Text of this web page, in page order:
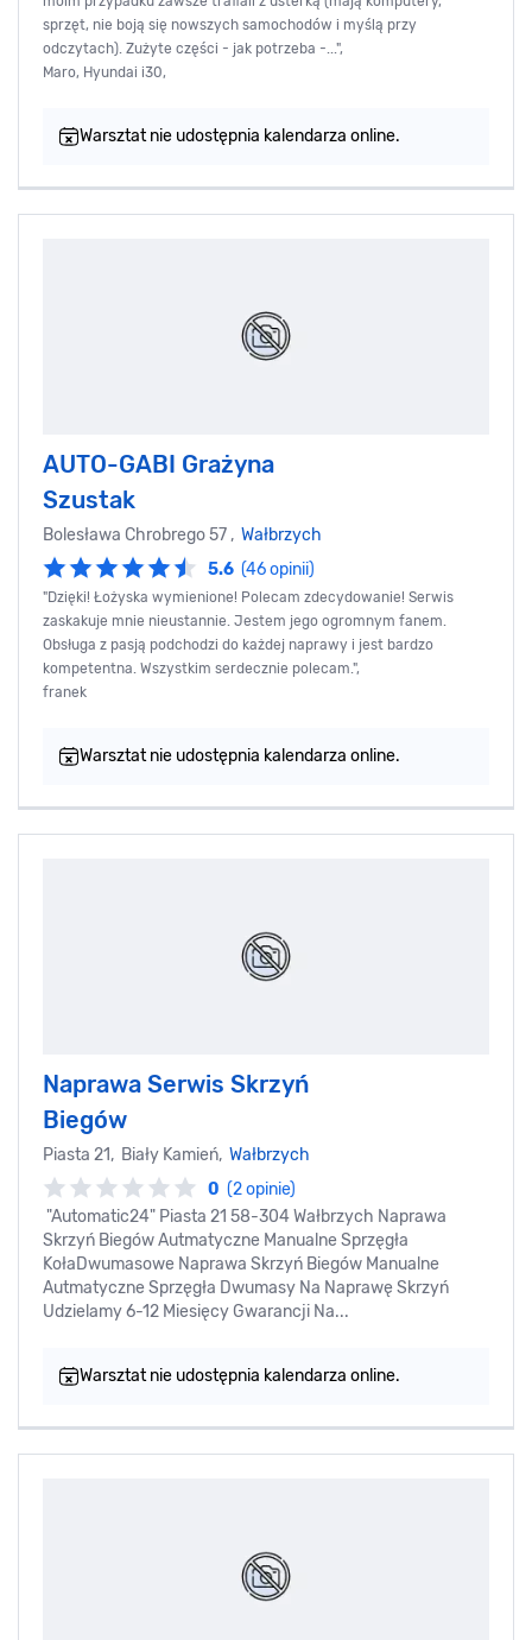
sprzęt, nie boją się nowszych samochodów i myślą przy
odczytach). Zużyte części - jak potrzeba -...",
Maro, Hyundai i30,
Warsztat nie udostępnia kalendarza online.
AUTO-GABI Grażyna
Szustak
Bolesława Chrobrego 57 , Wałbrzych
5.6 (46 opinii)
"Dzięki! Łożyska wymienione! Polecam zdecydowanie! Serwis
zaskakuje mnie nieustannie. Jestem jego ogromnym fanem.
Obsługa z pasją podchodzi do każdej naprawy i jest bardzo
kompetentna. Wszystkim serdecznie polecam.",
franek
Warsztat nie udostępnia kalendarza online.
Naprawa Serwis Skrzyń
Biegów
Piasta 21, Biały Kamień, Wałbrzych
0 (2 opinie)
"Automatic24" Piasta 21 58-304 Wałbrzych Naprawa
Skrzyń Biegów Autmatyczne Manualne Sprzęgła
KołaDwumasowe Naprawa Skrzyń Biegów Manualne
Autmatyczne Sprzęgła Dwumasy Na Naprawę Skrzyń
Udzielamy 6-12 Miesięcy Gwarancji Na...
Warsztat nie udostępnia kalendarza online.